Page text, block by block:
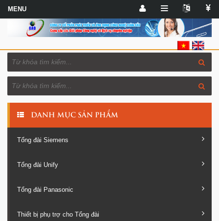
DANH MỤC SẢN PHẨM
Tổng đài Siemens
Tổng đài Unify
Tổng đài Panasonic
Thiết bị phụ trợ cho Tổng đài